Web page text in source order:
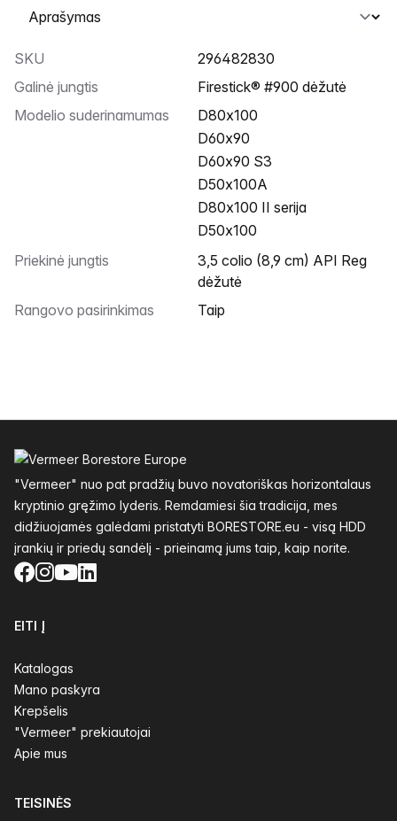
Pasirinkite skirtuką
SKU
296482830
Galinė jungtis
Firestick® #900 dėžutė
Modelio suderinamumas
D80x100
D60x90
D60x90 S3
D50x100A
D80x100 II serija
D50x100
Priekinė jungtis
3,5 colio (8,9 cm) API Reg
dėžutė
Rangovo pasirinkimas
Taip
"Vermeer" nuo pat pradžių buvo novatoriškas horizontalaus
kryptinio gręžimo lyderis. Remdamiesi šia tradicija, mes
didžiuojamės galėdami pristatyti BORESTORE.eu - visą HDD
įrankių ir priedų sandėlį - prieinamą jums taip, kaip norite.
Facebook
Instagram
YouTube
LinkedIn
EITI Į
Katalogas
Mano paskyra
Krepšelis
"Vermeer" prekiautojai
Apie mus
TEISINĖS